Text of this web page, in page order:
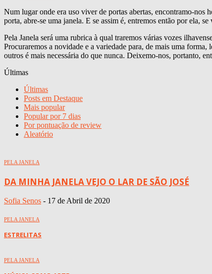
Num lugar onde era uso viver de portas abertas, encontramo-nos
porta, abre-se uma janela. E se assim é, entremos então por ela,
Pela Janela será uma rubrica à qual traremos várias vozes
Procuraremos a novidade e a variedade para, de mais uma
outros é mais necessária do que nunca. Deixemo-nos, portanto,
Últimas
Últimas
Posts em Destaque
Mais popular
Popular por 7 dias
Por pontuação de review
Aleatório
PELA JANELA
DA MINHA JANELA VEJO O LAR DE SÃO JOSÉ
Sofia Senos - 17 de Abril de 2020
PELA JANELA
ESTRELITAS
PELA JANELA